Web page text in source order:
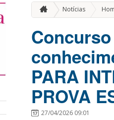
Notícias
PARA
PROVA
27/04/2026 09:01